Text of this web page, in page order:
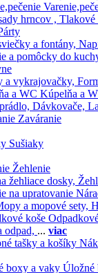
hrncov , Tlakové
a fontány,
a vykrajovačky,
Kúpelňa a
Dávkovače,
Zaváranie
Sušiaky
Žehlenie
žehliace dosky,
a mopové sety,
odpad, ... viac
Úložné